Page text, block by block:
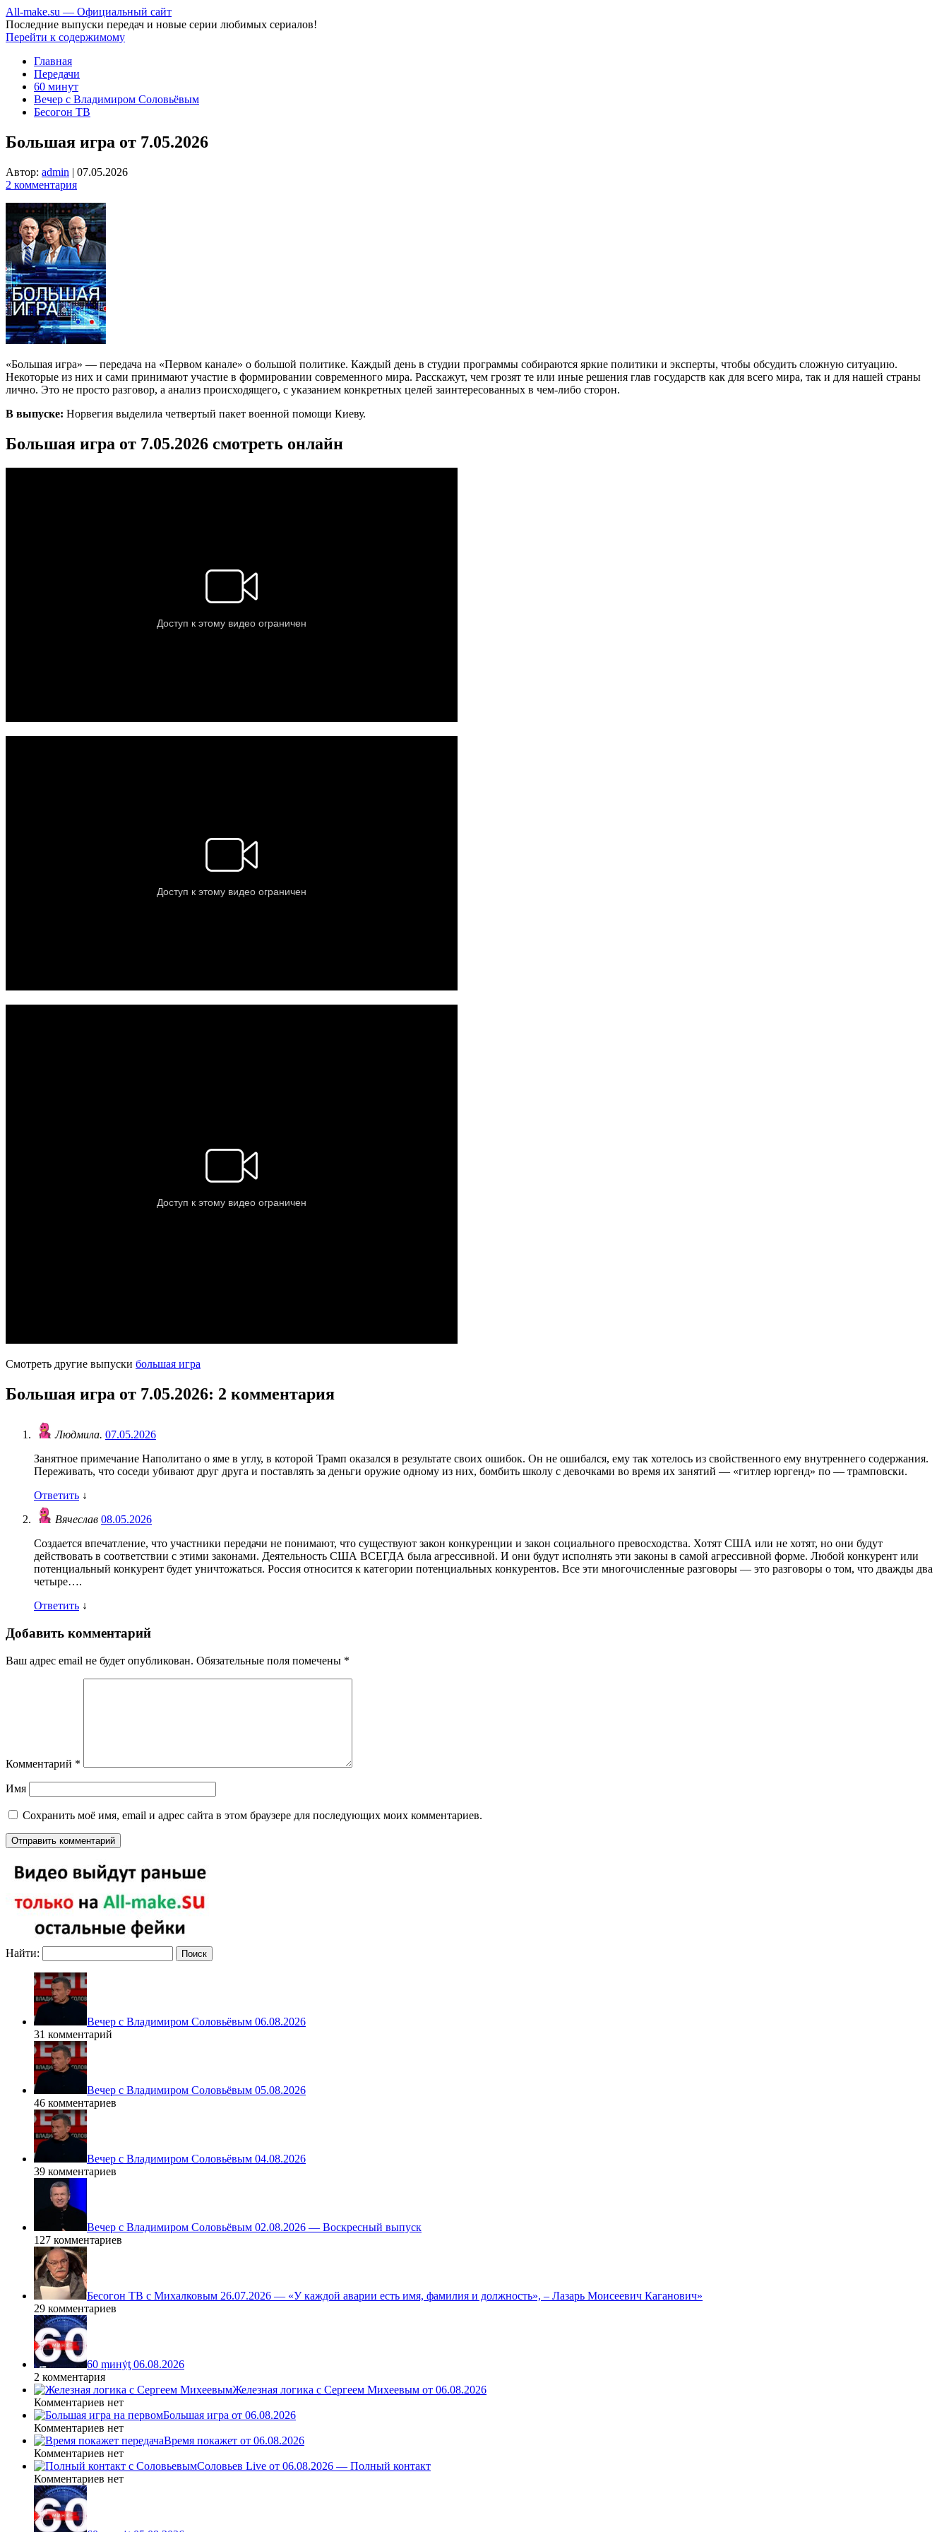
All-make.su — Официальный сайт
Последние выпуски передач и новые серии любимых сериалов!
Перейти к содержимому
Главная
Передачи
60 минут
Вечер с Владимиром Соловьёвым
Бесогон ТВ
Большая игра от 7.05.2026
Автор: admin | 07.05.2026
2 комментария
«Большая игра» — передача на «Первом канале» о большой политике. Каждый день в студии программы собираются яркие политики и эксперты, чтобы обсудить сложную ситуацию.
Некоторые из них и сами принимают участие в формировании современного мира. Расскажут, чем грозят те или иные решения глав государств как для всего мира, так и для нашей страны
лично. Это не просто разговор, а анализ происходящего, с указанием конкретных целей заинтересованных в чем-либо сторон.
В выпуске: Норвегия выделила четвертый пакет военной помощи Киеву.
Большая игра от 7.05.2026 смотреть онлайн
Смотреть другие выпуски большая игра
Большая игра от 7.05.2026: 2 комментария
Людмила. 07.05.2026
Занятное примечание Наполитано о яме в углу, в которой Трамп оказался в результате своих ошибок. Он не ошибался, ему так хотелось из свойственного ему внутреннего содержания.
Переживать, что соседи убивают друг друга и поставлять за деньги оружие одному из них, бомбить школу с девочками во время их занятий — «гитлер юргенд» по — трамповски.
Ответить ↓
Вячеслав 08.05.2026
Создается впечатление, что участники передачи не понимают, что существуют закон конкуренции и закон социального превосходства. Хотят США или не хотят, но они будут
действовать в соответствии с этими законами. Деятельность США ВСЕГДА была агрессивной. И они будут исполнять эти законы в самой агрессивной форме. Любой конкурент или
потенциальный конкурент будет уничтожаться. Россия относится к категории потенциальных конкурентов. Все эти многочисленные разговоры — это разговоры о том, что дважды два
четыре….
Ответить ↓
Добавить комментарий
Ваш адрес email не будет опубликован. Обязательные поля помечены *
Комментарий *
Имя
Сохранить моё имя, email и адрес сайта в этом браузере для последующих моих комментариев.
Найти:
Вечер с Владимиром Соловьёвым 06.08.2026
31 комментарий
Вечер с Владимиром Соловьёвым 05.08.2026
46 комментариев
Вечер с Владимиром Соловьёвым 04.08.2026
39 комментариев
Вечер с Владимиром Соловьёвым 02.08.2026 — Воскресный выпуск
127 комментариев
Бесогон ТВ с Михалковым 26.07.2026 — «У каждой аварии есть имя, фамилия и должность», – Лазарь Моисеевич Каганович»
29 комментариев
60 ṃинẏƫ 06.08.2026
2 комментария
Железная логика с Сергеем Михеевым от 06.08.2026
Комментариев нет
Большая игра от 06.08.2026
Комментариев нет
Время покажет от 06.08.2026
Комментариев нет
Соловьев Live от 06.08.2026 — Полный контакт
Комментариев нет